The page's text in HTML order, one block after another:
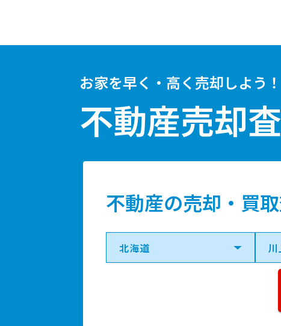
お家を早く・高く売却しよう！
不動産売却
不動産の売却・買